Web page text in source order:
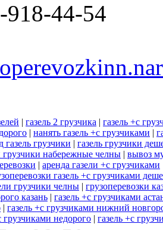
918-44-54
| газель 2 грузчика | газель +с
| нанять газель +с грузчиками |
газель грузчики | газель грузчики
грузчики набережные челны | вывоз
| аренда газели +с грузчиками
газель +с грузчиками
грузчики челны | грузоперевозки
казань | газель +с грузчиками
| газель +с грузчиками нижний
грузчиками недорого | газель +с